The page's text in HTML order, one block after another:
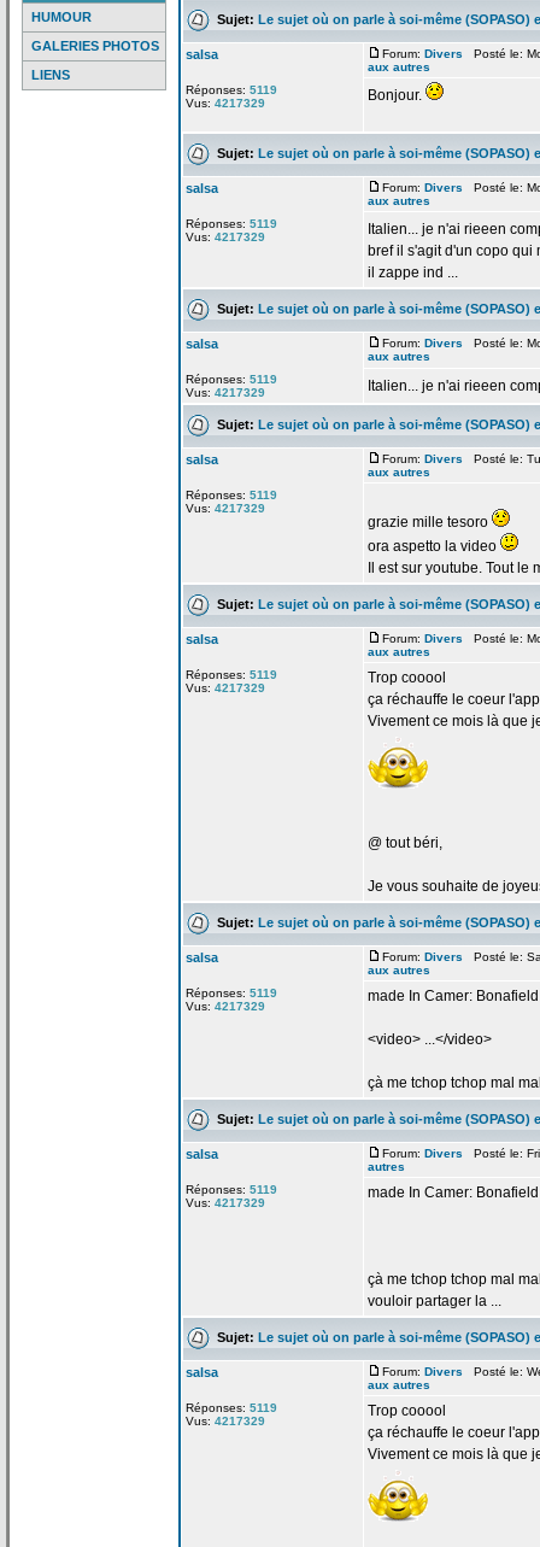
HUMOUR
GALERIES PHOTOS
LIENS
Sujet: Le sujet où on parle à soi-même (SOPASO)
salsa
Réponses: 5119
Vus: 4217329
Forum: Divers Posté le:
aux autres
Bonjour.
Sujet: Le sujet où on parle à soi-même (SOPASO)
salsa
Réponses: 5119
Vus: 4217329
Forum: Divers Posté le:
aux autres
Italien... je n'ai rieeen
bref il s'agit d'un copo qui
il zappe ind ...
Sujet: Le sujet où on parle à soi-même (SOPASO)
salsa
Réponses: 5119
Vus: 4217329
Forum: Divers Posté le:
aux autres
Italien... je n'ai rieeen
Sujet: Le sujet où on parle à soi-même (SOPASO)
salsa
Réponses: 5119
Vus: 4217329
Forum: Divers Posté le:
aux autres
grazie mille tesoro
ora aspetto la video
Il est sur youtube. Tout le
Sujet: Le sujet où on parle à soi-même (SOPASO)
salsa
Réponses: 5119
Vus: 4217329
Forum: Divers Posté le:
aux autres
Trop cooool
ça réchauffe le coeur
Vivement ce mois là que
@ tout béri,
Je vous souhaite de
Sujet: Le sujet où on parle à soi-même (SOPASO)
salsa
Réponses: 5119
Vus: 4217329
Forum: Divers Posté le:
aux autres
made In Camer:
<video> ...</video>
çà me tchop tchop mal
Sujet: Le sujet où on parle à soi-même (SOPASO)
salsa
Réponses: 5119
Vus: 4217329
Forum: Divers Posté le:
autres
made In Camer:
çà me tchop tchop mal
vouloir partager la ...
Sujet: Le sujet où on parle à soi-même (SOPASO)
salsa
Réponses: 5119
Vus: 4217329
Forum: Divers Posté le:
aux autres
Trop cooool
ça réchauffe le coeur
Vivement ce mois là que